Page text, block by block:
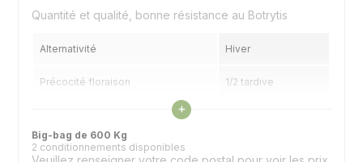
Quantité et qualité, bonne résistance au Botrytis
Alternativité Hiver
Précocité floraison 1/2 tardive
Voir les caractéristiques
+
Big-bag de 600 Kg
2 conditionnements disponibles